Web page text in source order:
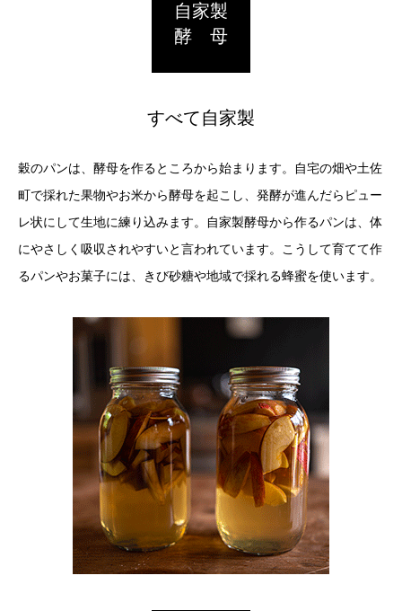
自家製
酵 母
すべて自家製
穀のパンは、酵母を作るところから始まります。自宅の畑や土佐
町で採れた果物やお米から酵母を起こし、発酵が進んだらピュー
レ状にして生地に練り込みます。自家製酵母から作るパンは、体
にやさしく吸収されやすいと言われています。こうして育てて作
るパンやお菓子には、きび砂糖や地域で採れる蜂蜜を使います。